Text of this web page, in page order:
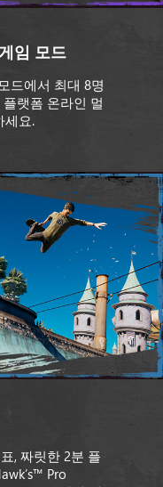
임 모드
드에서 최대 8명
랫폼 온라인 멀
세요.
, 짜릿한 2분 플
Pro